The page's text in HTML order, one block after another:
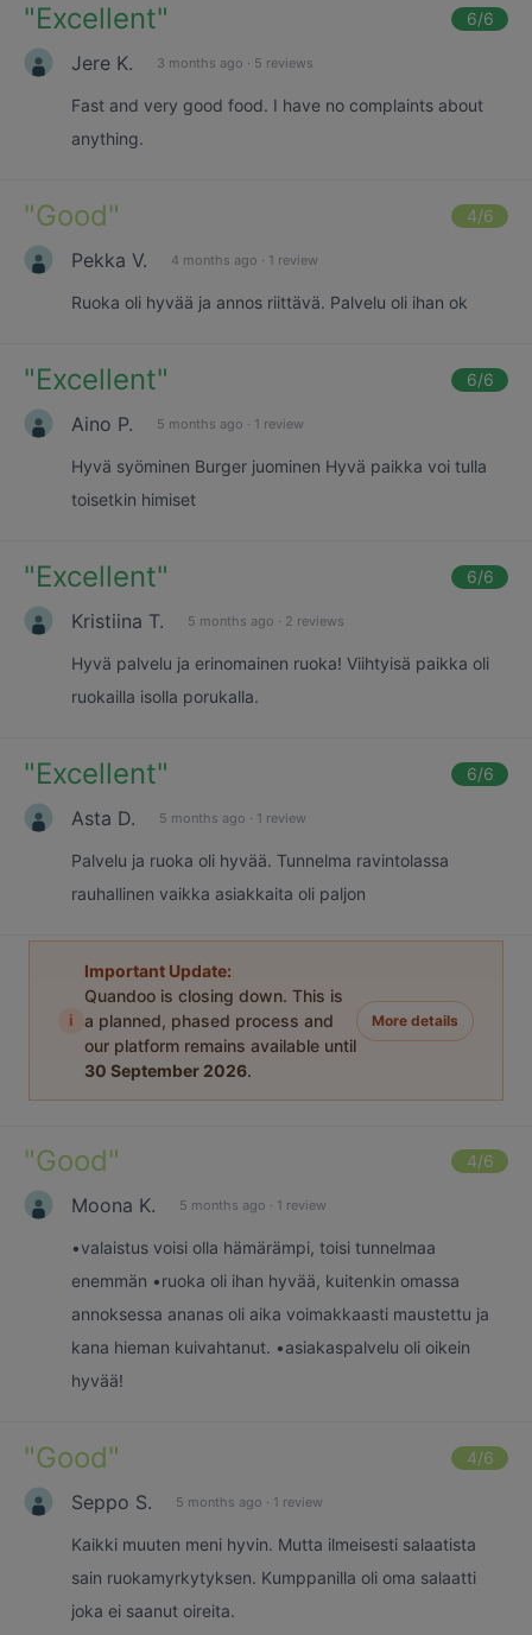
"Excellent" 6/6
Jere K. 3 months ago · 5 reviews
Fast and very good food. I have no complaints about
anything.
"Good" 4/6
Pekka V. 4 months ago · 1 review
Ruoka oli hyvää ja annos riittävä. Palvelu oli ihan ok
"Excellent" 6/6
Aino P. 5 months ago · 1 review
Hyvä syöminen Burger juominen Hyvä paikka voi tulla
toisetkin himiset
"Excellent" 6/6
Kristiina T. 5 months ago · 2 reviews
Hyvä palvelu ja erinomainen ruoka! Viihtyisä paikka oli
ruokailla isolla porukalla.
"Excellent" 6/6
Asta D. 5 months ago · 1 review
Palvelu ja ruoka oli hyvää. Tunnelma ravintolassa
rauhallinen vaikka asiakkaita oli paljon
i
Important Update:
Quandoo is closing down. This is
a planned, phased process and
our platform remains available until
30 September 2026.
More details
"Good" 4/6
Moona K. 5 months ago · 1 review
•valaistus voisi olla hämärämpi, toisi tunnelmaa
enemmän •ruoka oli ihan hyvää, kuitenkin omassa
annoksessa ananas oli aika voimakkaasti maustettu ja
kana hieman kuivahtanut. •asiakaspalvelu oli oikein
hyvää!
"Good" 4/6
Seppo S. 5 months ago · 1 review
Kaikki muuten meni hyvin. Mutta ilmeisesti salaatista
sain ruokamyrkytyksen. Kumppanilla oli oma salaatti
joka ei saanut oireita.